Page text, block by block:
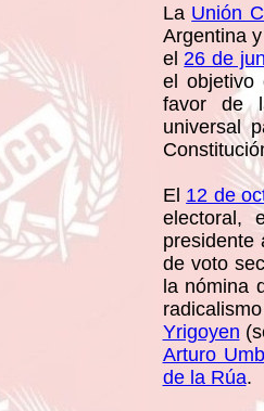
La Unión
Argentina
el26 de
el objetivo
favor de
universal
El 12 de
presidente
de voto
la nómina
Yrigoyen
Arturo
de la Rúa.